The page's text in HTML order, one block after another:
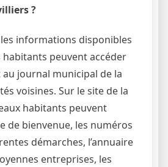
?
informations disponibles
peuvent accéder
journal municipal de la
voisines. Sur le site de la
habitants peuvent
de bienvenue, les numéros
démarches, l’annuaire
entreprises, les